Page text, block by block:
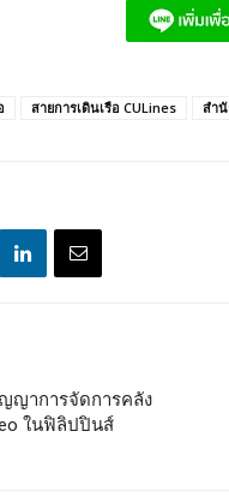
สายการเดินเรือ CULines สำ
ญาการจัดการคลัง
ในฟิลิปปินส์